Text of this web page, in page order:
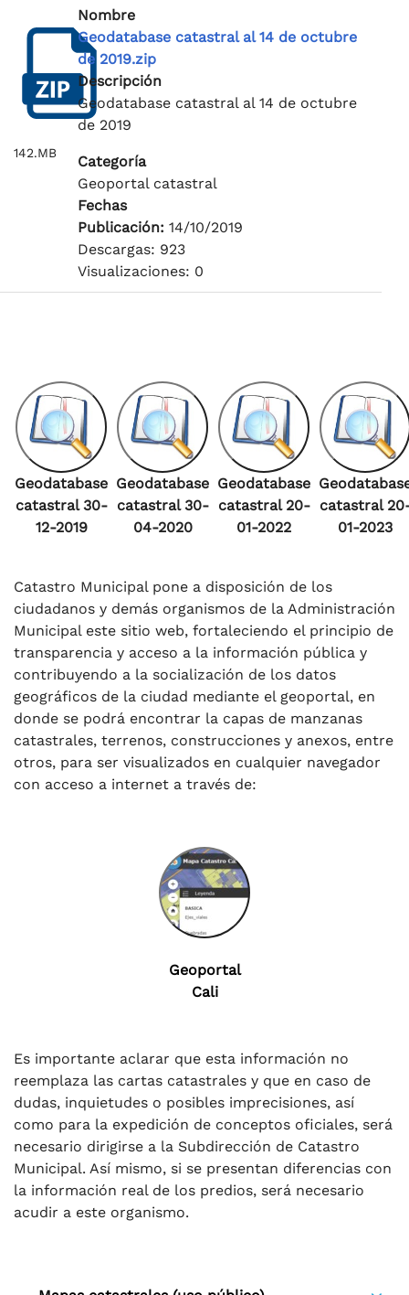
142.MB
Nombre
Geodatabase catastral al 14 de octubre
de 2019.zip
Descripción
Geodatabase catastral al 14 de octubre
de 2019
Categoría
Geoportal catastral
Fechas
Publicación: 14/10/2019
Descargas: 923
Visualizaciones: 0
Geodatabase
catastral 30-
12-2019
Geodatabase
catastral 30-
04-2020
Geodatabase
catastral 20-
01-2022
catastral
01-2023
Catastro Municipal pone a disposición de los
ciudadanos y demás organismos de la Administración
Municipal este sitio web, fortaleciendo el principio de
transparencia y acceso a la información pública y
contribuyendo a la socialización de los datos
geográficos de la ciudad mediante el geoportal, en
donde se podrá encontrar la capas de manzanas
catastrales, terrenos, construcciones y anexos, entre
otros, para ser visualizados en cualquier navegador
con acceso a internet a través de:
Geoportal
Cali
Es importante aclarar que esta información no
reemplaza las cartas catastrales y que en caso de
dudas, inquietudes o posibles imprecisiones, así
como para la expedición de conceptos oficiales, será
necesario dirigirse a la Subdirección de Catastro
Municipal. Así mismo, si se presentan diferencias con
la información real de los predios, será necesario
acudir a este organismo.